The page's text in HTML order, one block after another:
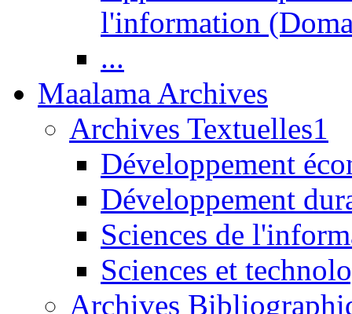
l'information
...
Maalama Archives
Archives Textuelles1
Développement
Développement
Sciences de
Sciences et
Archives